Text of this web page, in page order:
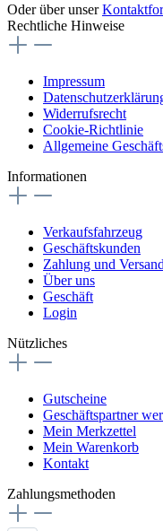
Oder über unser
Rechtliche Hinweise
Impressum
Widerrufsrecht
Cookie-Richtlinie
Allgemeine
Informationen
Verkaufsfahrzeug
Geschäftskunden
Zahlung und Versand
Über uns
Geschäft
Login
Nützliches
Gutscheine
Geschäftspartner
Mein Merkzettel
Mein Warenkorb
Kontakt
Zahlungsmethoden